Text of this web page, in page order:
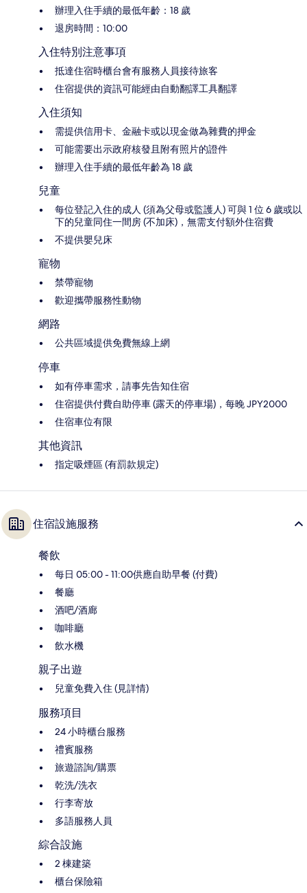
辦理入住手續的最低年齡：18 歲
退房時間：10:00
入住特別注意事項
抵達住宿時櫃台會有服務人員接待旅客
住宿提供的資訊可能經由自動翻譯工具翻譯
入住須知
需提供信用卡、金融卡或以現金做為雜費的押金
可能需要出示政府核發且附有照片的證件
辦理入住手續的最低年齡為 18 歲
兒童
每位登記入住的成人 (須為父母或監護人) 可與 1 位 6 歲或以
下的兒童同住一間房 (不加床)，無需支付額外住宿費
不提供嬰兒床
寵物
禁帶寵物
歡迎攜帶服務性動物
網路
公共區域提供免費無線上網
停車
如有停車需求，請事先告知住宿
住宿提供付費自助停車 (露天的停車場)，每晚 JPY2000
住宿車位有限
其他資訊
指定吸煙區 (有罰款規定)
住宿設施服務
餐飲
每日 05:00 - 11:00供應自助早餐 (付費)
餐廳
酒吧/酒廊
咖啡廳
飲水機
親子出遊
兒童免費入住 (見詳情)
服務項目
24 小時櫃台服務
禮賓服務
旅遊諮詢/購票
乾洗/洗衣
行李寄放
多語服務人員
綜合設施
2 棟建築
櫃台保險箱